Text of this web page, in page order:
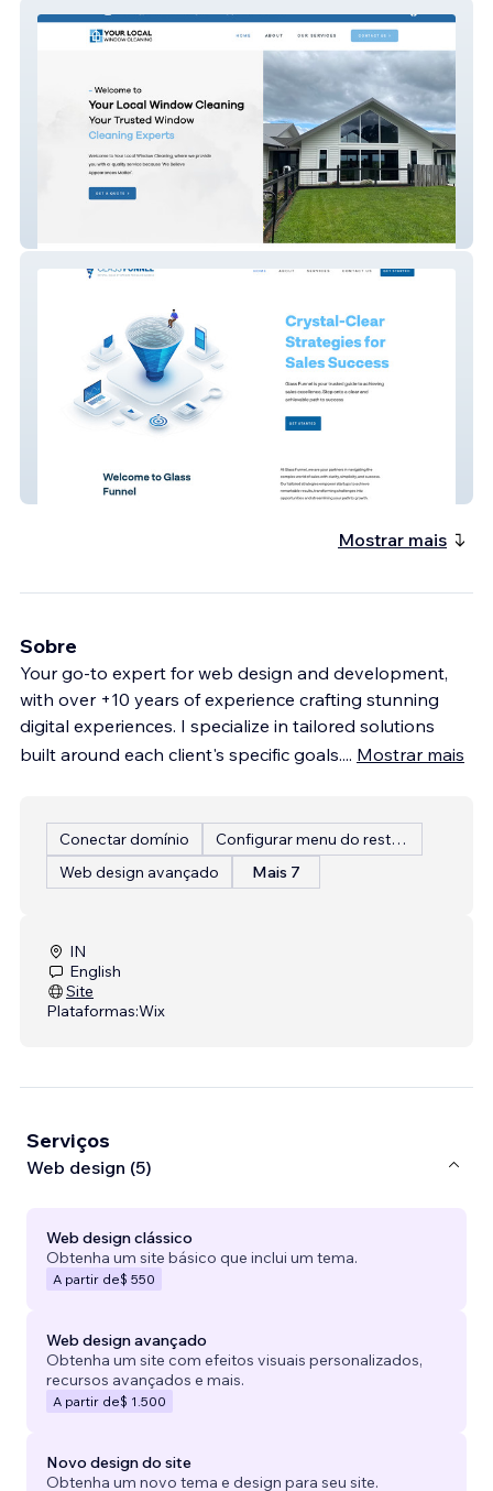
Glass Funnel
Mostrar mais
Sobre
Your go-to expert for web design and development,
with over +10 years of experience crafting stunning
digital experiences. I specialize in tailored solutions
built around each client's specific goals.... Mostrar mais
Conectar domínio
Configurar menu do restaurante
Web design avançado
Mais 7
IN
English
Site
Plataformas:Wix
Serviços
Web design (5)
Web design clássico
Obtenha um site básico que inclui um tema.
A partir de$ 550
Web design avançado
Obtenha um site com efeitos visuais personalizados,
recursos avançados e mais.
A partir de$ 1.500
Novo design do site
Obtenha um novo tema e design para seu site.